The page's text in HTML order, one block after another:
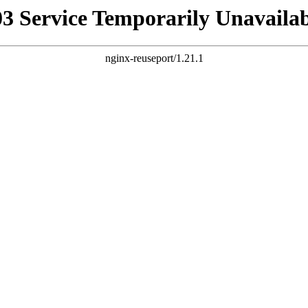
Service Temporarily
nginx-reuseport/1.21.1